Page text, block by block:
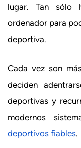
lugar. Tan sólo
ordenador para
deportiva.
Cada vez son
deciden
deportivas y
modernos
deportivos fiables.